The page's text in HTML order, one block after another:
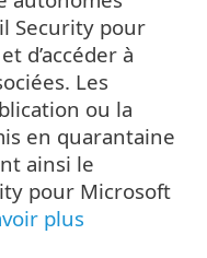
Security pour
d’accéder à
Les
ou la
en quarantaine
ainsi le
pour Microsoft
plus